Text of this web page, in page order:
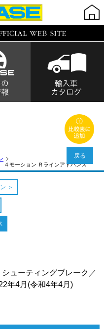
４モーション Ｒラインアドバンス
戻る
ューティングブレーク／
年4月(令和4年4月)